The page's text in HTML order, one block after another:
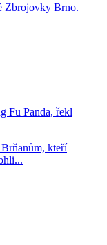
Zbrojovky Brno.
Fu Panda, řekl
kteří